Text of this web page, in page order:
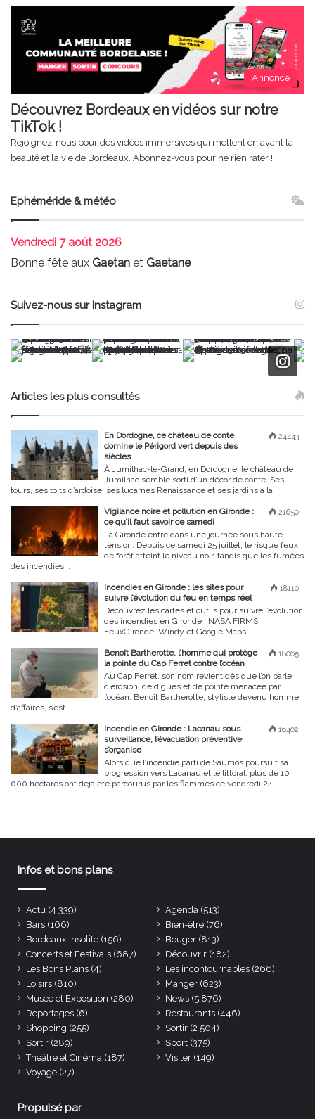
Annonce
Découvrez Bordeaux en vidéos sur notre
TikTok !
Rejoignez-nous pour des vidéos immersives qui mettent en avant la
beauté et la vie de Bordeaux. Abonnez-vous pour ne rien rater !
Ephéméride & météo
Vendredi 7 août 2026
Bonne fête aux Gaetan et Gaetane
Suivez-nous sur Instagram
Articles les plus consultés
24443
En Dordogne, ce château de conte
domine le Périgord vert depuis des
siècles
À Jumilhac-le-Grand, en Dordogne, le château de
Jumilhac semble sorti d’un décor de conte. Ses
tours, ses toits d’ardoise, ses lucarnes Renaissance et ses jardins à la...
21650
Vigilance noire et pollution en Gironde :
ce qu’il faut savoir ce samedi
La Gironde entre dans une journée sous haute
tension. Depuis ce samedi 25 juillet, le risque feux
de forêt atteint le niveau noir, tandis que les fumées
des incendies...
18110
Incendies en Gironde : les sites pour
suivre l’évolution du feu en temps réel
Découvrez les cartes et outils pour suivre l’évolution
des incendies en Gironde : NASA FIRMS,
FeuxGironde, Windy et Google Maps.
18065
Benoît Bartherotte, l’homme qui protège
la pointe du Cap Ferret contre l’océan
Au Cap Ferret, son nom revient dès que l’on parle
d’érosion, de digues et de pointe menacée par
l’océan. Benoît Bartherotte, styliste devenu homme
d’affaires, s’est...
16402
Incendie en Gironde : Lacanau sous
surveillance, l’évacuation préventive
s’organise
Alors que l’incendie parti de Saumos poursuit sa
progression vers Lacanau et le littoral, plus de 10
000 hectares ont déjà été parcourus par les flammes ce vendredi 24...
Infos et bons plans
Actu (4 339) Agenda (513)
Bars (166) Bien-être (76)
Bordeaux Insolite (156) Bouger (813)
Concerts et Festivals (687) Découvrir (182)
Les Bons Plans (4) Les incontournables (266)
Loisirs (810) Manger (623)
Musée et Exposition (280) News (5 876)
Reportages (6) Restaurants (446)
Shopping (255) Sortir (2 504)
Sortir (289) Sport (375)
Théâtre et Cinéma (187) Visiter (149)
Voyage (27)
Propulsé par